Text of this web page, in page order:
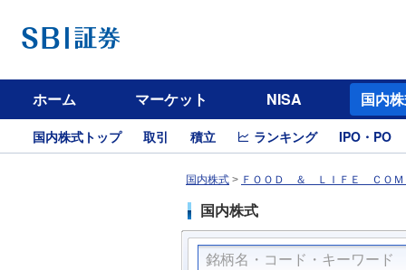
ホーム マーケット NISA 国内
国内株式トップ 取引 積立 ランキング IPO・PO
国内株式 > ＦＯＯＤ ＆ ＬＩＦＥ ＣＯＭ
国内株式